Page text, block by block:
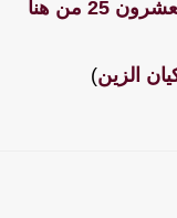
هنا
الزين)